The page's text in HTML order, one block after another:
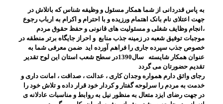
به پاس قدردانی از شما همکار مسئول و وظیفه شناس که باتلاش در
جهت اعتلای نام بانک اهتمام ورزیده و با احترام و اکرام به ارباب رجوع
،انجام وظایف شغلی و مسئولیت های قانونی و حفظ حقوق مردم
موجبات توفیق شعبه در زمینه جذب منابع و احراز جایگاه برتر منطقه در
خصوص جذب سپرده جاری را فراهم آورده اید ضمن معرفی شما به
عنوان همکار شایسته سال1390در سطح شعب استان این لوح تقدیر
تقدیم حضورتان می گردد
رجای واثق دارم همواره وجدان کاری ، عدالت ، صداقت ، امانت داری و
خدمت به مردم را سرلوحه گفتار و کردار خود قرار داده و تلاش خود را
در جهت رضای ایزد متعال به منظور نیل به روابط و مناسبات عادلانه ی